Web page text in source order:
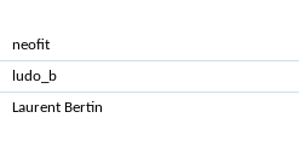
neofit
ludo_b
Laurent Bertin